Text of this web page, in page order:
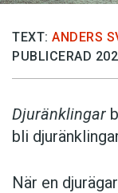
TEXT: ANDERS
PUBLICERAD
Djuränklingar
bli
När en